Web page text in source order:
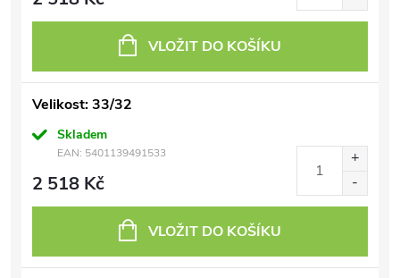
VLOŽIT DO KOŠÍKU
Velikost: 33/32
Skladem
EAN: 5401139491533
2 518 Kč
VLOŽIT DO KOŠÍKU